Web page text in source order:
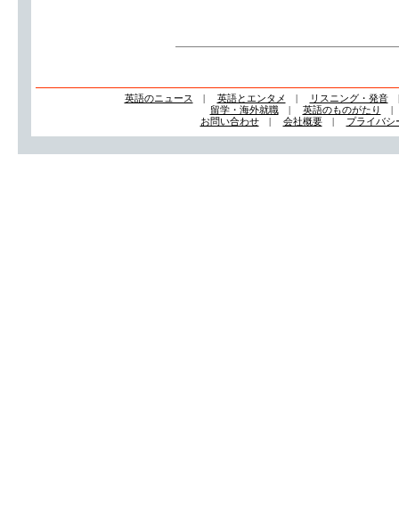
英語のニュース | 英語とエンタメ | リスニング・発音
留学・海外就職| 英語のものがたり
お問い合わせ| 会社概要| プライバシ